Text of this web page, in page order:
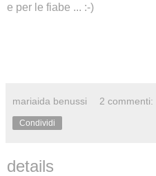
e per le fiabe ... :-)
mariaida benussi 2 commenti:
Condividi
details